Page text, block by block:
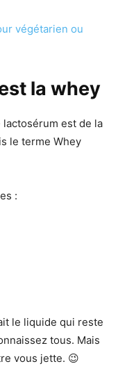
végétarien ou
la whey
lactosérum est de la
le terme Whey
:
le liquide qui reste
tous. Mais
vous jette. 😉